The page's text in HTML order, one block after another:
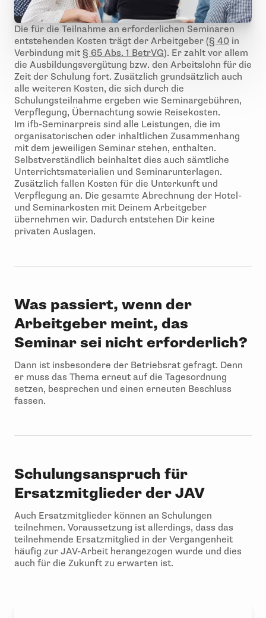
Die für die Teilnahme an erforderlichen Seminaren
entstehenden Kosten trägt der Arbeitgeber (§ 40 in
Verbindung mit § 65 Abs. 1 BetrVG). Er zahlt vor allem
die Ausbildungsvergütung bzw. den Arbeitslohn für die
Zeit der Schulung fort. Zusätzlich grundsätzlich auch
alle weiteren Kosten, die sich durch die
Schulungsteilnahme ergeben wie Seminargebühren,
Verpflegung, Übernachtung sowie Reisekosten.
Im ifb-Seminarpreis sind alle Leistungen, die im
organisatorischen oder inhaltlichen Zusammenhang
mit dem jeweiligen Seminar stehen, enthalten.
Selbstverständlich beinhaltet dies auch sämtliche
Unterrichtsmaterialien und Seminarunterlagen.
Zusätzlich fallen Kosten für die Unterkunft und
Verpflegung an. Die gesamte Abrechnung der Hotel-
und Seminarkosten mit Deinem Arbeitgeber
übernehmen wir. Dadurch entstehen Dir keine
privaten Auslagen.
Was passiert, wenn der
Arbeitgeber meint, das
Seminar sei nicht erforderlich?
Dann ist insbesondere der Betriebsrat gefragt. Denn
er muss das Thema erneut auf die Tagesordnung
setzen, besprechen und einen erneuten Beschluss
fassen.
Schulungsanspruch für
Ersatzmitglieder der JAV
Auch Ersatzmitglieder können an Schulungen
teilnehmen. Voraussetzung ist allerdings, dass das
teilnehmende Ersatzmitglied in der Vergangenheit
häufig zur JAV-Arbeit herangezogen wurde und dies
auch für die Zukunft zu erwarten ist.